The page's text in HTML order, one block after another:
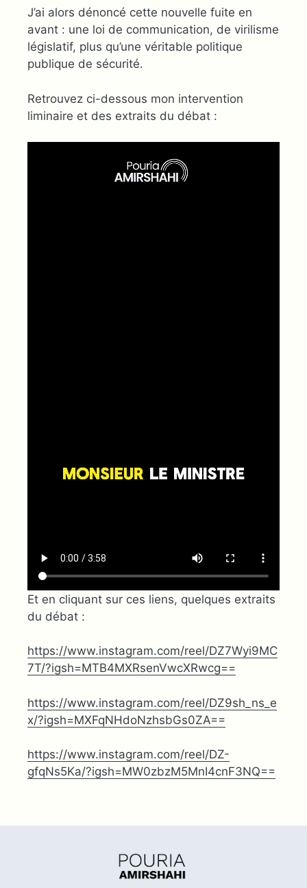
J’ai alors dénoncé cette nouvelle fuite en
avant : une loi de communication, de virilisme
législatif, plus qu’une véritable politique
publique de sécurité.
Retrouvez ci-dessous mon intervention
liminaire et des extraits du débat :
Et en cliquant sur ces liens, quelques extraits
du débat :
https://www.instagram.com/reel/DZ7Wyi9MC
7T/?igsh=MTB4MXRsenVwcXRwcg==
https://www.instagram.com/reel/DZ9sh_ns_e
x/?igsh=MXFqNHdoNzhsbGs0ZA==
https://www.instagram.com/reel/DZ-
gfqNs5Ka/?igsh=MW0zbzM5MnI4cnF3NQ==